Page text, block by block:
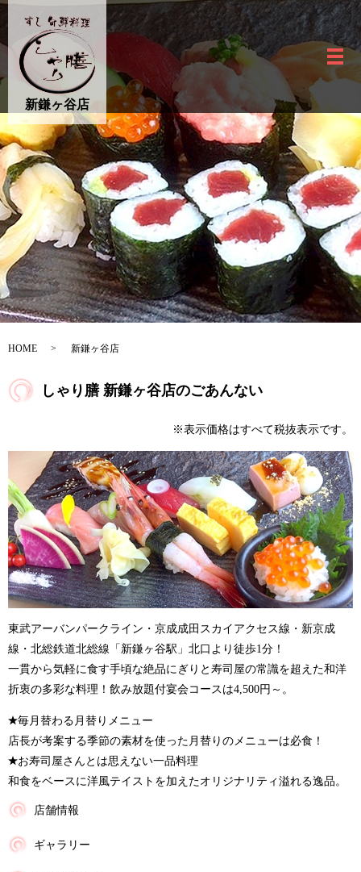
新鎌ヶ谷店
メ
新鎌ヶ谷店
HOME 新鎌ヶ谷店
しゃり膳 新鎌ヶ谷店のごあんない
※表示価格はすべて税抜表示です。
東武アーバンパークライン・京成成田スカイアクセス線・新京成
線・北総鉄道北総線「新鎌ヶ谷駅」北口より徒歩1分！
一貫から気軽に食す手頃な絶品にぎりと寿司屋の常識を超えた和洋
折衷の多彩な料理！飲み放題付宴会コースは4,500円～。
毎月替わる月替りメニュー
店長が考案する季節の素材を使った月替りのメニューは必食！
お寿司屋さんとは思えない一品料理
和食をベースに洋風テイストを加えたオリジナリティ溢れる逸品。
店舗情報
ギャラリー